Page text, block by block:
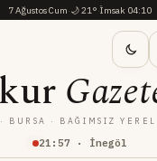
7 Ağustos Cum·🌙21°·İmsak 04:10
21 : 57· İnegöl
BURSA · BAĞIMSIZ YEREL